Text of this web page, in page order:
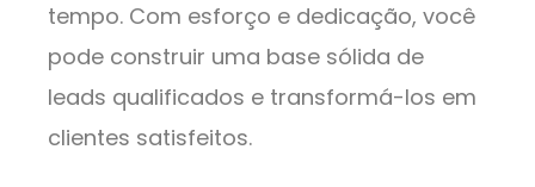
tempo. Com esforço e dedicação, você
pode construir uma base sólida de
leads qualificados e transformá-los em
clientes satisfeitos.